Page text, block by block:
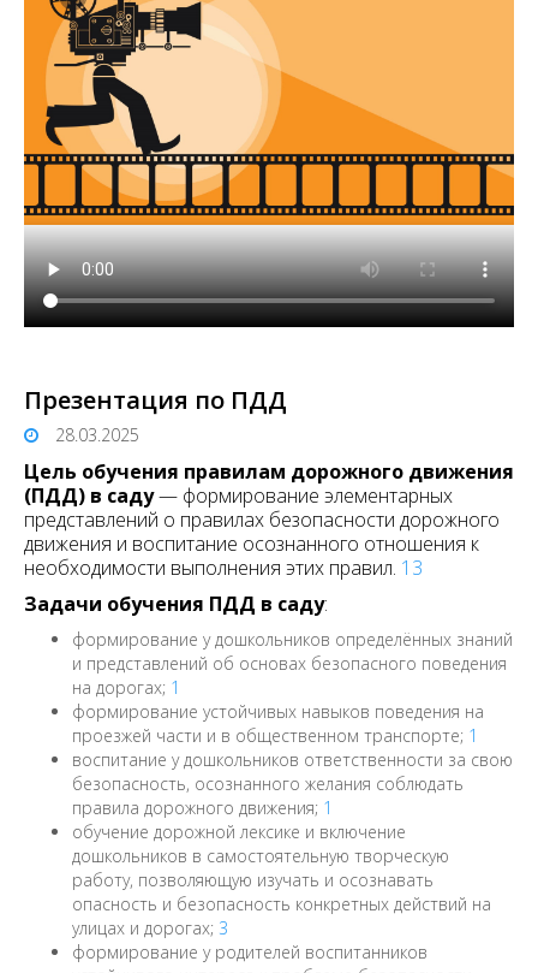
Презентация по ПДД
28.03.2025
Цель обучения правилам дорожного движения
(ПДД) в саду— формирование элементарных
представлений о правилах безопасности дорожного
движения и воспитание осознанного отношения к
необходимости выполнения этих правил. 1 3
Задачи обучения ПДД в саду:
формирование у дошкольников определённых знаний
и представлений об основах безопасного поведения
на дорогах; 1
формирование устойчивых навыков поведения на
проезжей части и в общественном транспорте; 1
воспитание у дошкольников ответственности за свою
безопасность, осознанного желания соблюдать
правила дорожного движения; 1
обучение дорожной лексике и включение
дошкольников в самостоятельную творческую
работу, позволяющую изучать и осознавать
опасность и безопасность конкретных действий на
улицах и дорогах; 3
формирование у родителей воспитанников